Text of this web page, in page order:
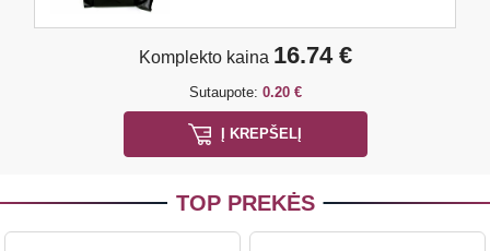
Komplekto kaina 16.74 €
Sutaupote: 0.20 €
Į KREPŠELĮ
TOP PREKĖS